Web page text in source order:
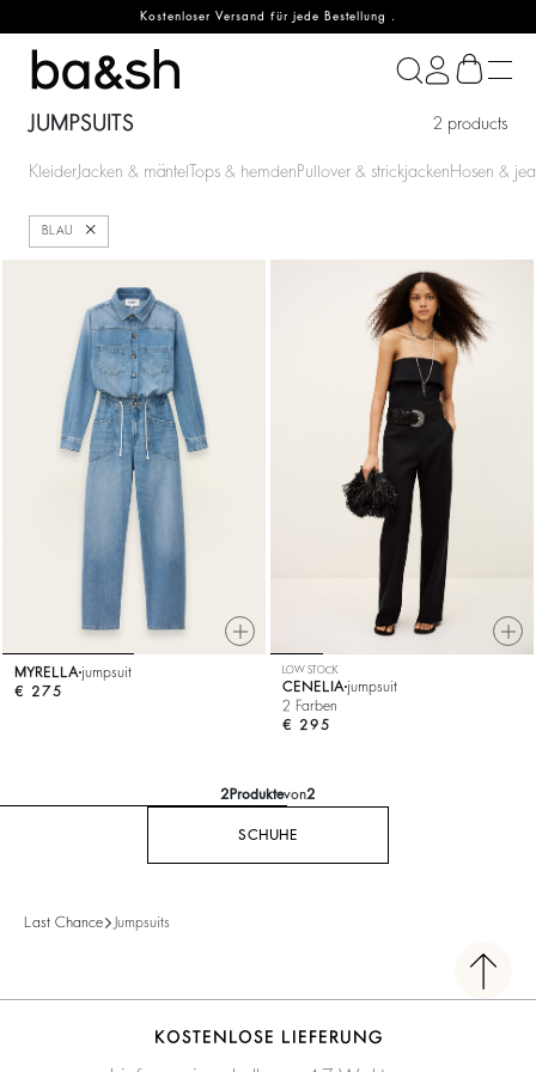
Kostenloser Versand für jede Bestellung .
ba&sh
JUMPSUITS 2 products
Kleider Jacken & mäntel Tops & hemden Pullover & strickjacken Hosen &
BLAU Schließen
MYRELLA jumpsuit
€ 275
LOW STOCK
CENELIA jumpsuit
2 Farben
€ 295
2 Produktevon2
SCHUHE
Last Chance Jumpsuits
KOSTENLOSE LIEFERUNG